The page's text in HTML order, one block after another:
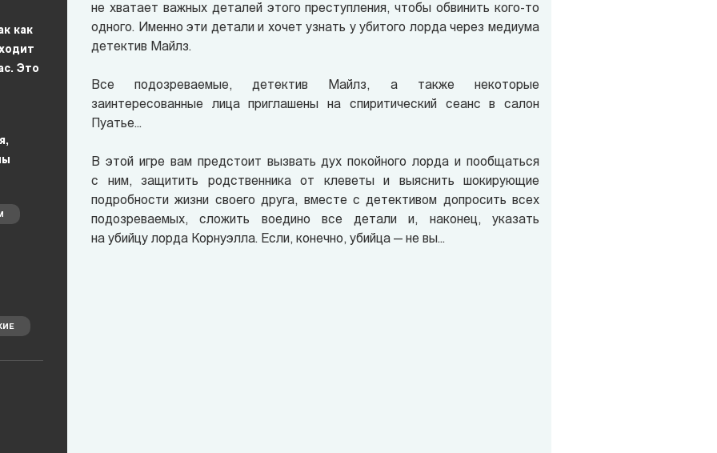
как
Это
не хватает важных деталей этого преступления, чтобы обвинить кого-то
одного. Именно эти детали и хочет узнать у убитого лорда через медиума
детектив Майлз.
Все подозреваемые, детектив Майлз, а также некоторые
заинтересованные лица приглашены на спиритический сеанс в салон
Пуатье...
В этой игре вам предстоит вызвать дух покойного лорда и пообщаться
с ним, защитить родственника от клеветы и выяснить шокирующие
подробности жизни своего друга, вместе с детективом допросить всех
подозреваемых, сложить воедино все детали и, наконец, указать
на убийцу лорда Корнуэлла. Если, конечно, убийца — не вы...